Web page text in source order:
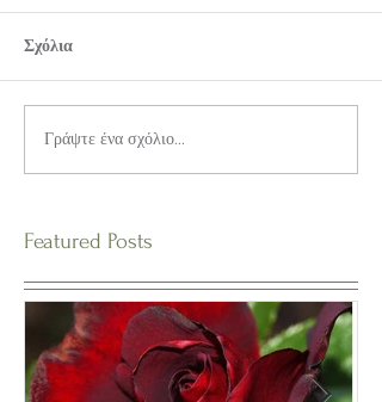
Σχόλια
Γράψτε ένα σχόλιο...
Featured Posts